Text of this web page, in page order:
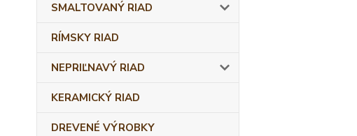
SMALTOVANÝ RIAD
RÍMSKY RIAD
NEPRIĽNAVÝ RIAD
KERAMICKÝ RIAD
DREVENÉ VÝROBKY